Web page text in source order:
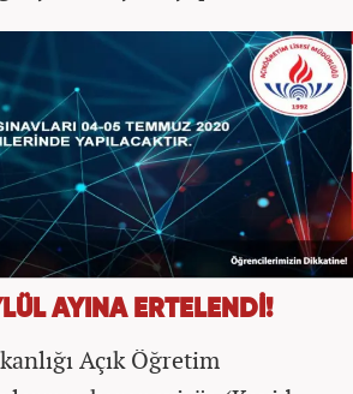
AYINA ERTELENDİ!
Açık Öğretim